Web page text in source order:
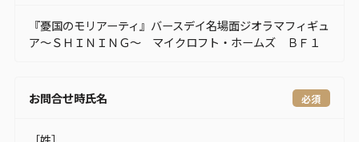
『憂国のモリアーティ』バースデイ名場面ジオラマフィギュ
ア～ＳＨＩＮＩＮＧ～ マイクロフト・ホームズ ＢＦ１
お問合せ時氏名